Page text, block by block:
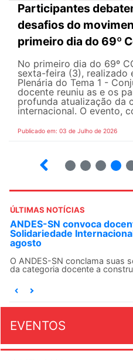
Participantes
desafios do
primeiro dia do 69º
No primeiro dia do 69º
sexta-feira (3), realizado
Plenária do Tema 1 -
docente reuniu as e os
profunda atualização da
internacional. O evento,
Publicado em: 03 de Julho de 2026
ÚLTIMAS NOTÍCIAS
ANDES-SN convoca
Solidariedade
agosto
O ANDES-SN conclama suas
da categoria docente a
EVENTOS